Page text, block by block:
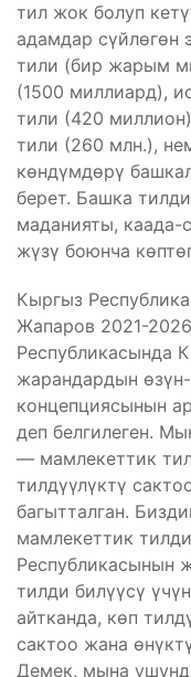
тил жок болуп
адамдар сүйлөгөн
тили (бир жарым
(1500 миллиард),
тили (420
тили (260 млн.),
көндүмдөрү
берет. Башка
маданияты,
жүзү боюнча
Кыргыз
Жапаров 2021-
Республикасында
жарандардын
концепциясынын
деп белгилеген.
— мамлекеттик
тилдүүлүктү
багытталган.
мамлекеттик
Республикасынын
тилди билүүсү
айтканда, көп
сактоо жана
Демек, мына